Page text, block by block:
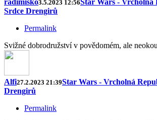
radimisko3.5.2023 12:56Star Wars - Vrcholná
Srdce Drengirů
Permalink
Svižné dobrodružství v povědomém, ale
Alfi27.2.2023 21:39Star Wars - Vrcholná
Drengirů
Permalink